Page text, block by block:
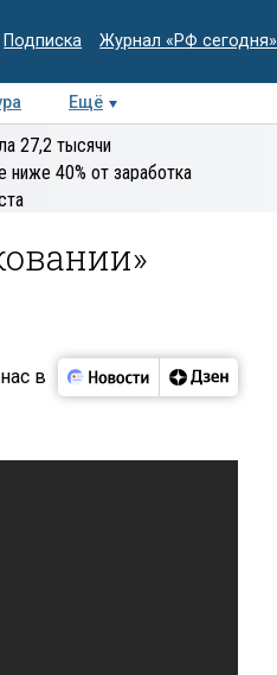
Подписка Журнал «РФ сегодня»
Ещё
Колумнисты
экспертиза
27,2 тысячи
ниже 40% от заработка
в